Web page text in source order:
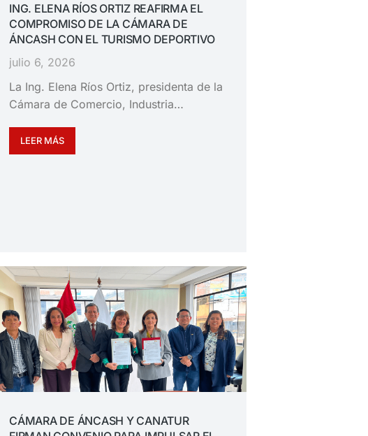
ING. ELENA RÍOS ORTIZ REAFIRMA EL
COMPROMISO DE LA CÁMARA DE
ÁNCASH CON EL TURISMO DEPORTIVO
julio 6, 2026
La Ing. Elena Ríos Ortiz, presidenta de la
Cámara de Comercio, Industria…
LEER MÁS
CÁMARA DE ÁNCASH Y CANATUR